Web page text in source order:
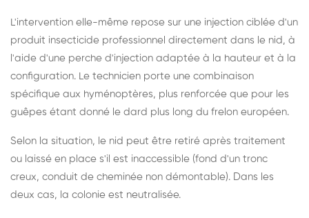
L'intervention elle-même repose sur une injection ciblée d'un
produit insecticide professionnel directement dans le nid, à
l'aide d'une perche d'injection adaptée à la hauteur et à la
configuration. Le technicien porte une combinaison
spécifique aux hyménoptères, plus renforcée que pour les
guêpes étant donné le dard plus long du frelon européen.
Selon la situation, le nid peut être retiré après traitement
ou laissé en place s'il est inaccessible (fond d'un tronc
creux, conduit de cheminée non démontable). Dans les
deux cas, la colonie est neutralisée.